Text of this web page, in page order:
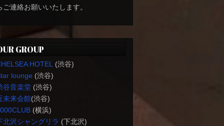
ご連絡お願いいたします。
GROUP
HOTEL
(渋谷)
lounge(渋谷)
谷音楽堂(渋谷)
未来会館(渋谷)
(横浜)
北沢シャングリラ (下北沢)